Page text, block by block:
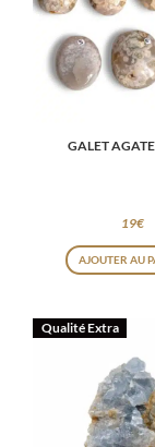
GALET
19€
AJOUTER AU
Qualité Extra